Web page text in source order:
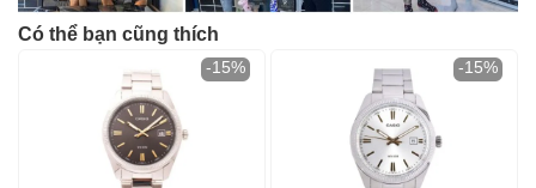
Có thể bạn cũng thích
-15% -15%